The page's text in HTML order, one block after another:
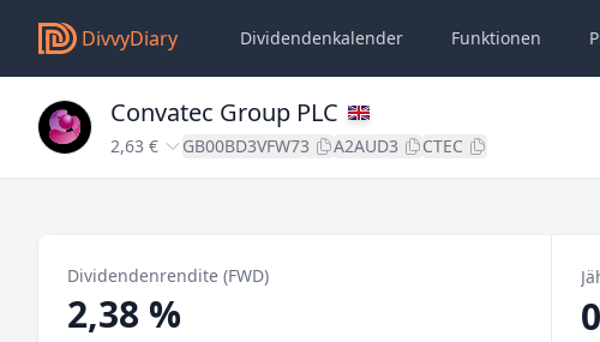
DivvyDiary Dividendenkalender Funktionen
Convatec Group PLC
2,63 € GB00BD3VFW73 A2AUD3 CTEC
Dividendenrendite (FWD)
2,38 %